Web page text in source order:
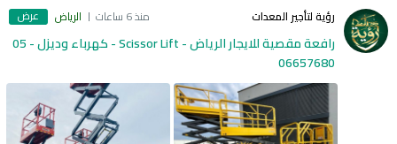
رؤية لتأجير المعدات منذ 6 ساعات الرياض عرض
رافعة مقصية للايجار الرياض - Scissor Lift - كهرباء وديزل - 05
06657680